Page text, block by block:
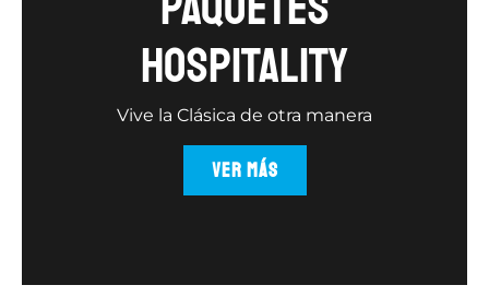
hospitality
Vive la Clásica de otra manera
VER MÁS